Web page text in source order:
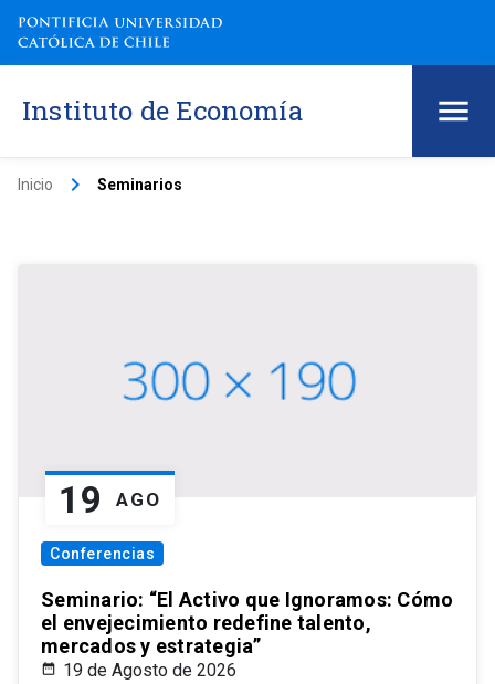
Instituto de Economía
Inicio keyboard_arrow_right Seminarios
19 AGO
Conferencias
Seminario: “El Activo que Ignoramos: Cómo
el envejecimiento redefine talento,
mercados y estrategia”
19 de Agosto de 2026